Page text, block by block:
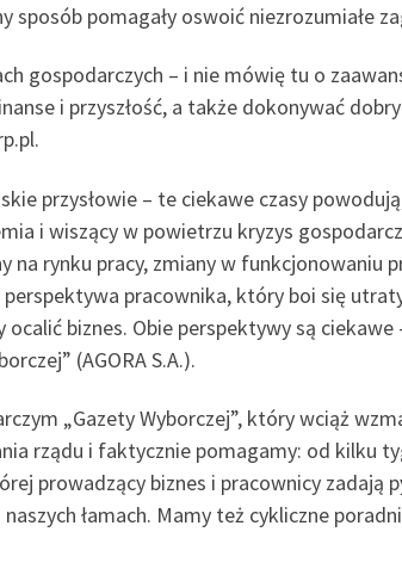
sposób pomagały oswoić niezrozumiałe
gospodarczych – i nie mówię tu o
i przyszłość, a także dokonywać
przysłowie – te ciekawe czasy
i wiszący w powietrzu kryzys
na rynku pracy, zmiany w
pracownika, który boi się
ocalić biznes. Obie perspektywy są
(AGORA S.A.).
„Gazety Wyborczej”, który wciąż
rządu i faktycznie pomagamy: od kilku
prowadzący biznes i pracownicy zadają
łamach. Mamy też cykliczne